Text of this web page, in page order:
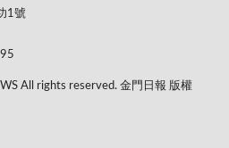
1號
All rights reserved. 金門日報 版權